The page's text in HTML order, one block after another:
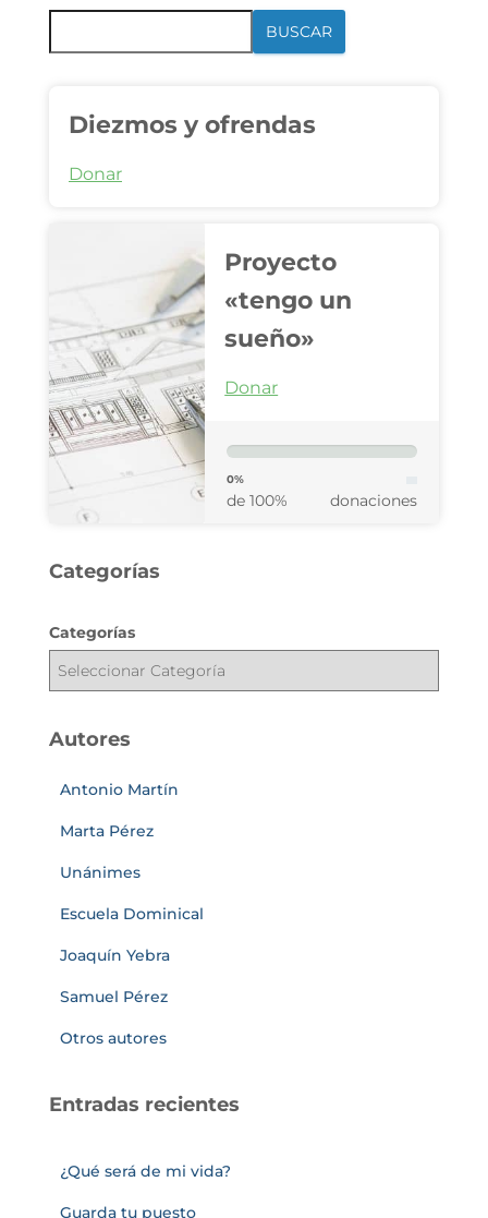
BUSCAR
Diezmos y ofrendas
Donar
Proyecto
«tengo un
sueño»
Donar
0%
de 100% donaciones
Categorías
Categorías
Autores
Antonio Martín
Marta Pérez
Unánimes
Escuela Dominical
Joaquín Yebra
Samuel Pérez
Otros autores
Entradas recientes
¿Qué será de mi vida?
Guarda tu puesto